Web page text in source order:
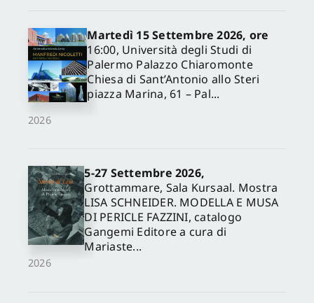
2026
Martedì 15 Settembre 2026, ore
16:00, Università degli Studi di
Palermo Palazzo Chiaromonte
Chiesa di Sant’Antonio allo Steri
piazza Marina, 61 – Pal...
2026
5-27 Settembre 2026,
Grottammare, Sala Kursaal. Mostra
LISA SCHNEIDER. MODELLA E MUSA
DI PERICLE FAZZINI, catalogo
Gangemi Editore a cura di
Mariaste...